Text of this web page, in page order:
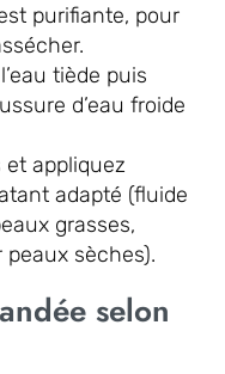
purifiante, pour
tiède puis
d’eau froide
appliquez
adapté (fluide
grasses,
sèches).
selon